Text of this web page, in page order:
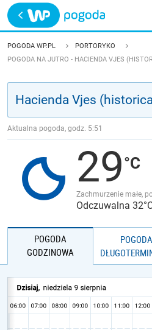
Trwa ładowanie
POLSKA
JAKOŚĆ POWIETRZA
POGODA WP.PL
PORTORYKO
POGODA NA JUTRO - HACIENDA VJES
Aktualna pogoda, godz. 5:51
29
Zachmurzenie małe,
Odczuwalna
POGODA
GODZINOWA
POGODA